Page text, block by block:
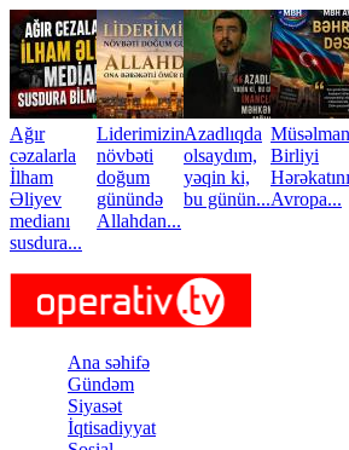
Skip to main content
Ağır
cəzalarla
İlham
Əliyev
medianı
susdura...
Liderimizin
növbəti
doğum
günündə
Allahdan...
Azadlıqda
olsaydım,
yəqin ki,
bu günün...
Müsəlman
Birliyi
Avropa...
Ana səhifə
Gündəm
Siyasət
İqtisadiyyat